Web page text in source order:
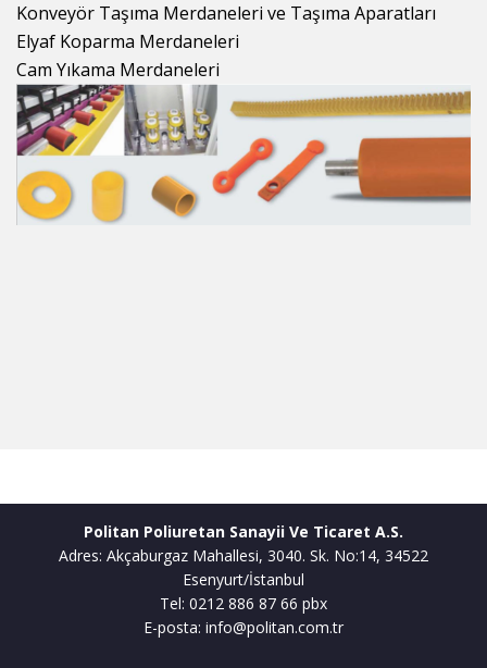
Konveyör Taşıma Merdaneleri ve Taşıma Aparatları
Elyaf Koparma Merdaneleri
Cam Yıkama Merdaneleri
Politan Poliuretan Sanayii Ve Ticaret A.S.
Adres: Akçaburgaz Mahallesi, 3040. Sk. No:14, 34522
Esenyurt/İstanbul
Tel: 0212 886 87 66 pbx
E-posta: info@politan.com.tr